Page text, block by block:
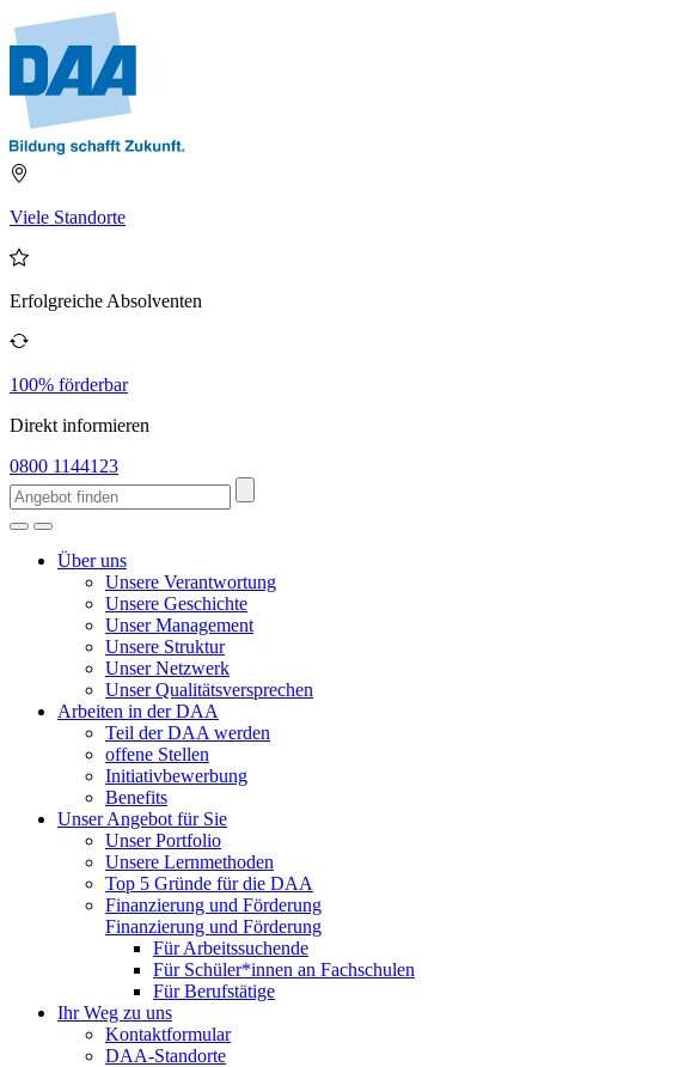
Viele Standorte
Erfolgreiche Absolventen
100% förderbar
Direkt informieren
0800 1144123
Über uns
Unsere Verantwortung
Unsere Geschichte
Unser Management
Unsere Struktur
Unser Netzwerk
Unser Qualitätsversprechen
Arbeiten in der DAA
Teil der DAA werden
offene Stellen
Initiativbewerbung
Benefits
Unser Angebot für Sie
Unser Portfolio
Unsere Lernmethoden
Top 5 Gründe für die DAA
Finanzierung und Förderung
Finanzierung und Förderung
Für Arbeitssuchende
Für Schüler*innen an Fachschulen
Für Berufstätige
Ihr Weg zu uns
Kontaktformular
DAA-Standorte